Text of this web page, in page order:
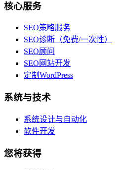
核心服务
SEO策略服务
SEO诊断（免费/一次性）
SEO顾问
SEO网站开发
定制WordPress
系统与技术
系统设计与自动化
软件开发
您将获得